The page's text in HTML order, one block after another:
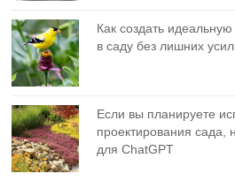
Как создать
в саду без лишних
Если вы планируете
проектирования сада,
для ChatGPT